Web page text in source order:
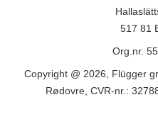
517 81
Org.nr.
Copyright @ 2026, Flügger
Rødovre, CVR-nr.: